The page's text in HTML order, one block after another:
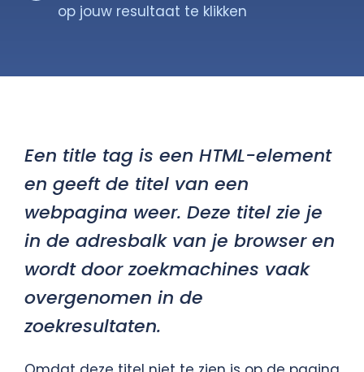
op jouw resultaat te klikken
Een title tag is een HTML-element
en geeft de titel van een
webpagina weer. Deze titel zie je
in de adresbalk van je browser en
wordt door zoekmachines vaak
overgenomen in de
zoekresultaten.